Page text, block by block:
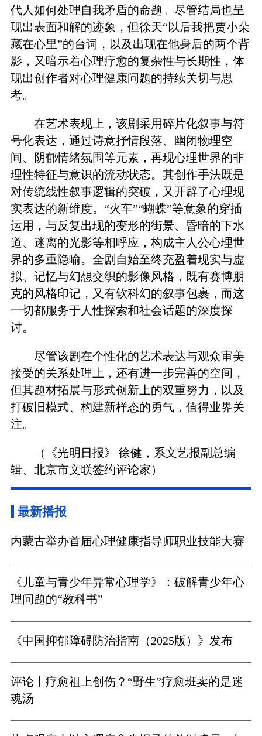
代人如何处理自我矛盾的命题。尽管结局也呈
现出表面和解的迹象，但徐天“以后我把贾小朵
藏在心里”的台词，以及出现在他身后的两个背
影，又暗示着心理疗愈的复杂性与长期性，体
现出创作者对心理健康问题的持续关切与思
考。
在艺术表现上，该剧采用碎片化叙事与符
号化表达，通过诗意抒情段落、幽闭物理空
间、阴郁情绪氛围等元素，再现心理世界的非
理性特征与意识的流动状态。其创作手法既是
对传统线性叙事逻辑的突破，又开辟了心理现
实表达的新维度。“火车”“蝴蝶”等意象的穿插
运用，与反复出现的变形的街景、昏暗的下水
道、迷离的光影等相呼应，构成主人公心理世
界的多重隐喻。全剧自始至终充盈着现实与虚
拟、记忆与幻想交织的影像风格，既有赛博朋
克的风格印记，又有软科幻的叙事包裹，而这
一切都服务于人性探索和社会话题的深度探
讨。
尽管该剧在个性化的艺术表达与观众审美
接受的关系处理上，还有进一步完善的空间，
但其题材拓展与形式创新上的双重努力，以及
打破旧模式、构建新样态的勇气，值得业界关
注。
（《光明日报》 徐健，系文艺报副总编
辑、北京市文联签约评论家）
最新播报
内蒙古举办首届心理健康指导师职业技能大赛
《儿童与青少年异常心理学》：破解青少年心
理问题的“教科书”
《中国抑郁障碍防治指南（2025版）》发布
评论丨疗愈祖上创伤？“野生”疗愈班卖的是迷
魂汤